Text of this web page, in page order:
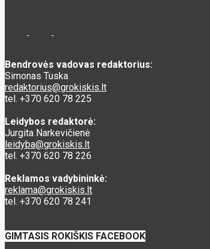
Bendrovės vadovas redaktorius:
Simonas Tuska
redaktorius@grokiskis.lt
tel. +370 620 78 225
Leidybos redaktorė:
Jurgita Narkevičienė
leidyba@grokiskis.lt
tel. +370 620 78 226
Reklamos vadybininkė:
reklama@grokiskis.lt
tel. +370 620 78 241
GIMTASIS ROKIŠKIS FACEBOOK